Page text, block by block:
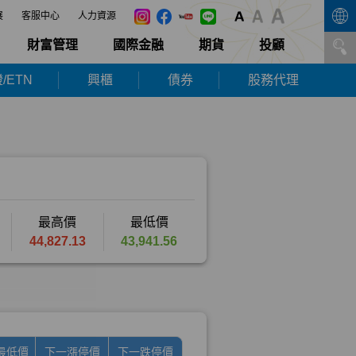
客服中心 人力資源
財富管理 國際金融 期貨 投顧
ETN 興櫃 債券 股務代理